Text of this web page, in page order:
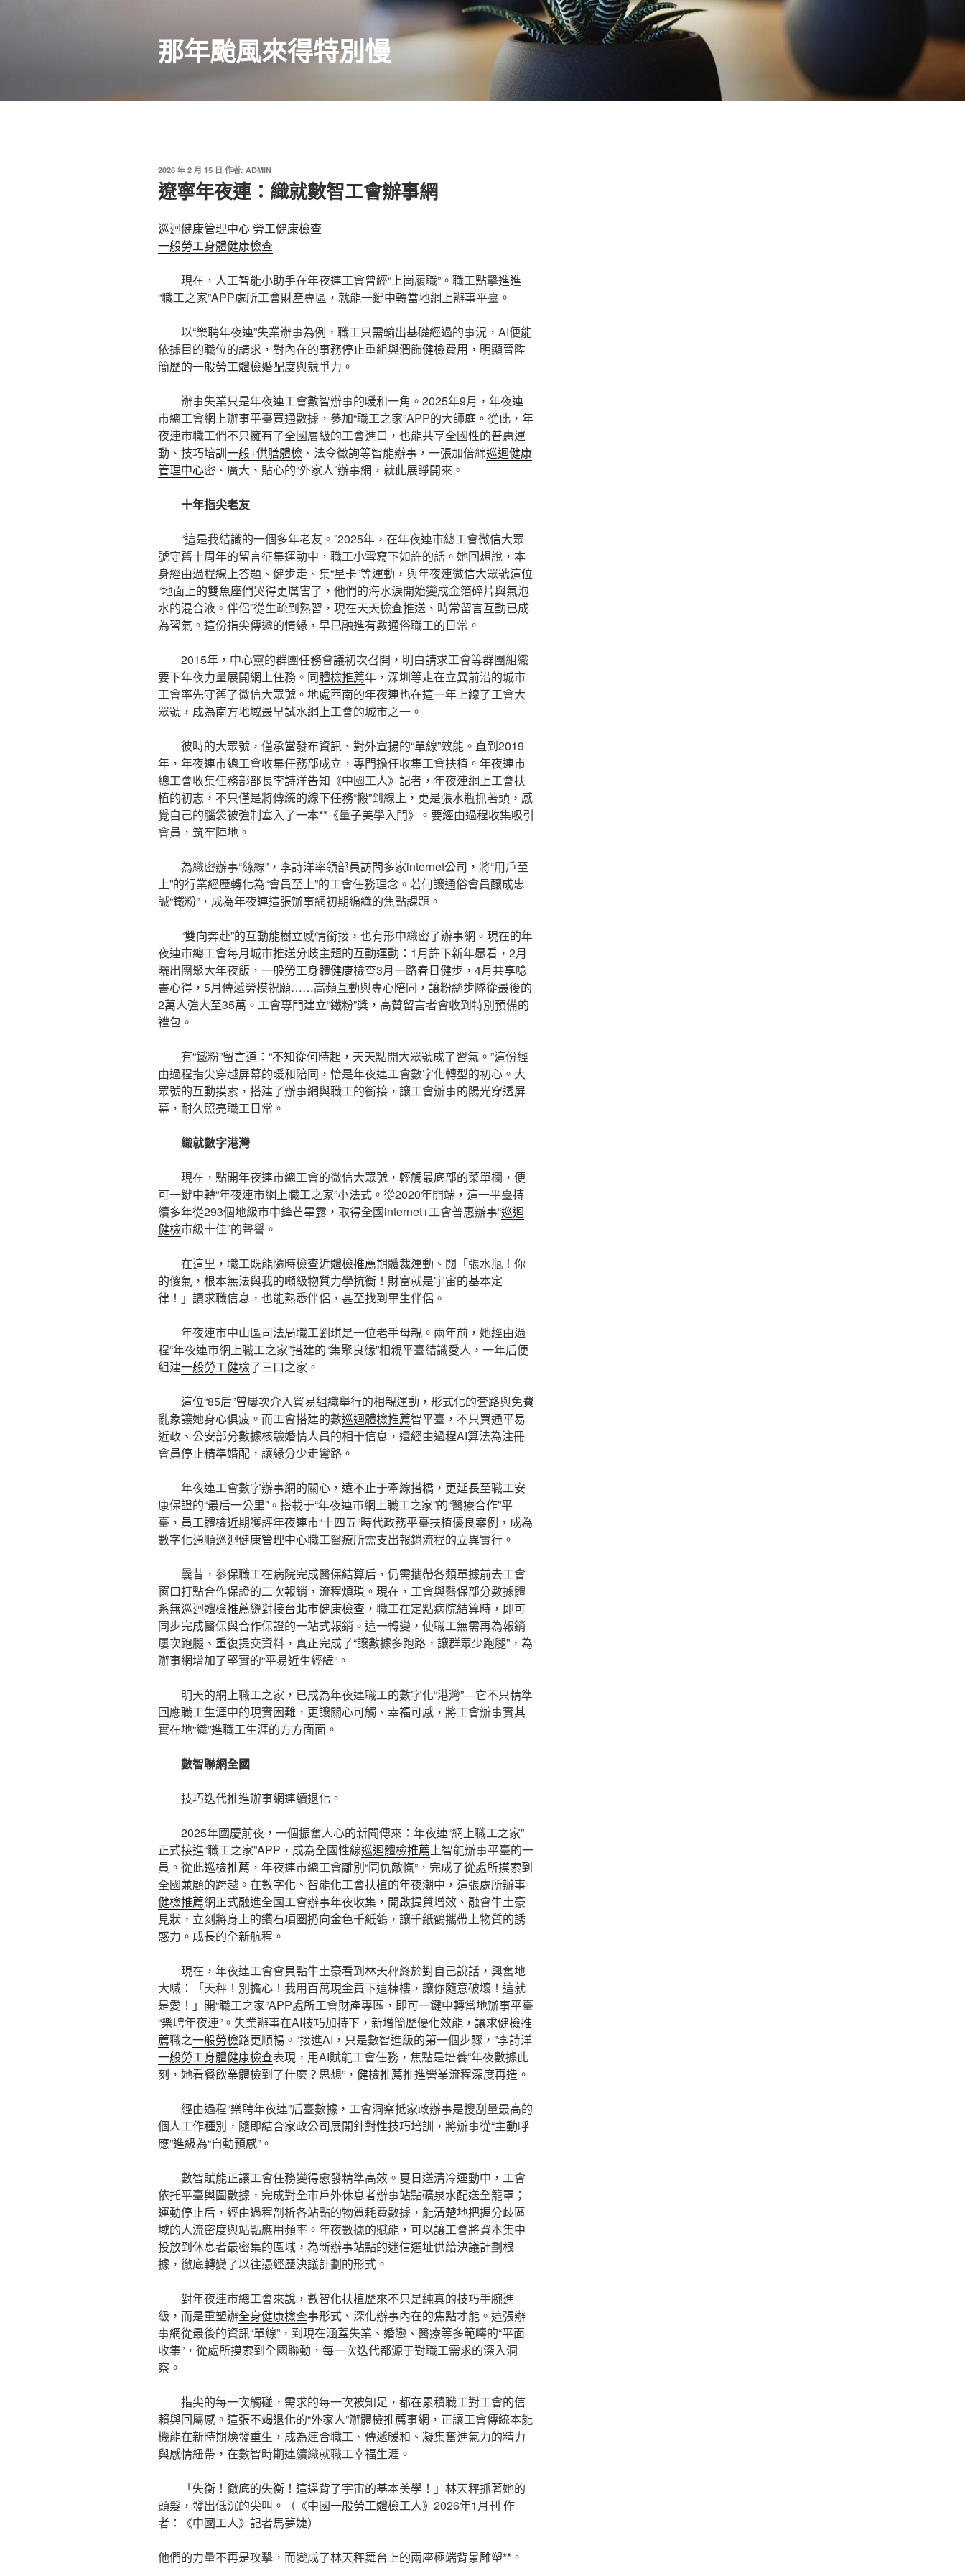
那年颱風來得特別慢
發
佈
於
2026 年 2 月 15 日 作者: ADMIN
遼寧年夜連：織就數智工會辦事網
巡迴健康管理中心 勞工健康檢查
一般勞工身體健康檢查
現在，人工智能小助手在年夜連工會曾經“上崗履職”。職工點擊進進
“職工之家”APP處所工會財產專區，就能一鍵中轉當地網上辦事平臺。
以“樂聘年夜連”失業辦事為例，職工只需輸出基礎經過的事況，AI便能
依據目的職位的請求，對內在的事務停止重組與潤飾健檢費用 ，明顯晉陞
簡歷的一般勞工體檢婚配度與競爭力。
辦事失業只是年夜連工會數智辦事的暖和一角。2025年9月，年夜連
市總工會網上辦事平臺買通數據，參加“職工之家”APP的大師庭。從此，年
夜連市職工們不只擁有了全國層級的工會進口，也能共享全國性的普惠運
動、技巧培訓一般+供膳體檢 、法令徵詢等智能辦事，一張加倍綿巡迴健康
管理中心密、廣大、貼心的“外家人”辦事網，就此展睜開來。
十年指尖老友
“這是我結識的一個多年老友。”2025年，在年夜連市總工會微信大眾
號守舊十周年的留言征集運動中，職工小雪寫下如許的話。她回想說，本
身經由過程線上答題、健步走、集“星卡”等運動，與年夜連微信大眾號這位
“地面上的雙魚座們哭得更厲害了，他們的海水淚開始變成金箔碎片與氣泡
水的混合液。伴侶”從生疏到熟習，現在天天檢查推送、時常留言互動已成
為習氣。這份指尖傳遞的情緣，早已融進有數通俗職工的日常。
2015年，中心黨的群團任務會議初次召開，明白請求工會等群團組織
要下年夜力量展開網上任務。同體檢推薦年，深圳等走在立異前沿的城市
工會率先守舊了微信大眾號。地處西南的年夜連也在這一年上線了工會大
眾號，成為南方地域最早試水網上工會的城市之一。
彼時的大眾號，僅承當發布資訊、對外宣揚的“單線”效能。直到2019
年，年夜連市總工會收集任務部成立，專門擔任收集工會扶植。年夜連市
總工會收集任務部部長李詩洋告知《中國工人》記者，年夜連網上工會扶
植的初志，不只僅是將傳統的線下任務“搬”到線上，更是張水瓶抓著頭，感
覺自己的腦袋被強制塞入了一本**《量子美學入門》。要經由過程收集吸引
會員，筑牢陣地。
為織密辦事“絲線”，李詩洋率領部員訪問多家internet公司，將“用戶至
上”的行業經歷轉化為“會員至上”的工會任務理念。若何讓通俗會員釀成忠
誠“鐵粉”，成為年夜連這張辦事網初期編織的焦點課題。
“雙向奔赴”的互動能樹立感情銜接，也有形中織密了辦事網。現在的年
夜連市總工會每月城市推送分歧主題的互動運動：1月許下新年愿看，2月
曬出團聚大年夜飯， 一般勞工身體健康檢查3月一路春日健步，4月共享唸
書心得，5月傳遞勞模祝願……高頻互動與專心陪同，讓粉絲步隊從最後的
2萬人強大至35萬。工會專門建立“鐵粉”獎，高贊留言者會收到特別預備的
禮包。
有“鐵粉”留言道：“不知從何時起，天天點開大眾號成了習氣。”這份經
由過程指尖穿越屏幕的暖和陪同，恰是年夜連工會數字化轉型的初心。大
眾號的互動摸索，搭建了辦事網與職工的銜接，讓工會辦事的陽光穿透屏
幕，耐久照亮職工日常。
織就數字港灣
現在，點開年夜連市總工會的微信大眾號，輕觸最底部的菜單欄，便
可一鍵中轉“年夜連市網上職工之家”小法式。從2020年開端，這一平臺持
續多年從293個地級市中鋒芒畢露，取得全國internet+工會普惠辦事“巡迴
健檢市級十佳”的聲譽。
在這里，職工既能隨時檢查近體檢推薦期體裁運動、閱「張水瓶！你
的傻氣，根本無法與我的噸級物質力學抗衡！財富就是宇宙的基本定
律！」讀求職信息，也能熟悉伴侶，甚至找到畢生伴侶。
年夜連市中山區司法局職工劉琪是一位老手母親。兩年前，她經由過
程“年夜連市網上職工之家”搭建的“集聚良緣”相親平臺結識愛人，一年后便
組建一般勞工健檢了三口之家。
這位“85后”曾屢次介入貿易組織舉行的相親運動，形式化的套路與免費
亂象讓她身心俱疲。而工會搭建的數巡迴體檢推薦智平臺，不只買通平易
近政、公安部分數據核驗婚情人員的相干信息，還經由過程AI算法為注冊
會員停止精準婚配，讓緣分少走彎路。
年夜連工會數字辦事網的關心，遠不止于牽線搭橋，更延長至職工安
康保證的“最后一公里”。搭載于“年夜連市網上職工之家”的“醫療合作”平
臺， 員工體檢近期獲評年夜連市“十四五”時代政務平臺扶植優良案例，成為
數字化通順巡迴健康管理中心職工醫療所需支出報銷流程的立異實行。
曩昔，參保職工在病院完成醫保結算后，仍需攜帶各類單據前去工會
窗口打點合作保證的二次報銷，流程煩瑣。現在，工會與醫保部分數據體
系無巡迴體檢推薦縫對接台北巿健康檢查 ，職工在定點病院結算時，即可
同步完成醫保與合作保證的一站式報銷。這一轉變，使職工無需再為報銷
屢次跑腿、重復提交資料，真正完成了“讓數據多跑路，讓群眾少跑腿”，為
辦事網增加了堅實的“平易近生經緯”。
明天的網上職工之家，已成為年夜連職工的數字化“港灣”—它不只精準
回應職工生涯中的現實困難，更讓關心可觸、幸福可感，將工會辦事實其
實在地“織”進職工生涯的方方面面。
數智聯網全國
技巧迭代推進辦事網連續退化。
2025年國慶前夜，一個振奮人心的新聞傳來：年夜連“網上職工之家”
正式接進“職工之家”APP，成為全國性線巡迴體檢推薦上智能辦事平臺的一
員。從此巡檢推薦 ，年夜連市總工會離別“同仇敵愾”，完成了從處所摸索到
全國兼顧的跨越。在數字化、智能化工會扶植的年夜潮中，這張處所辦事
健檢推薦網正式融進全國工會辦事年夜收集，開啟提質增效、融會牛土豪
見狀，立刻將身上的鑽石項圈扔向金色千紙鶴，讓千紙鶴攜帶上物質的誘
惑力。成長的全新航程。
現在，年夜連工會會員點牛土豪看到林天秤終於對自己說話，興奮地
大喊：「天秤！別擔心！我用百萬現金買下這棟樓，讓你隨意破壞！這就
是愛！」開“職工之家”APP處所工會財產專區，即可一鍵中轉當地辦事平臺
“樂聘年夜連”。失業辦事在AI技巧加持下，新增簡歷優化效能，讓求健檢推
薦職之一般勞檢路更順暢。“接進AI，只是數智進級的第一個步驟，”李詩洋
一般勞工身體健康檢查表現，用AI賦能工會任務，焦點是培養“年夜數據此
刻，她看餐飲業體檢到了什麼？思想”， 健檢推薦推進營業流程深度再造。
經由過程“樂聘年夜連”后臺數據，工會洞察抵家政辦事是搜刮量最高的
個人工作種別，隨即結合家政公司展開針對性技巧培訓，將辦事從“主動呼
應”進級為“自動預感”。
數智賦能正讓工會任務變得愈發精準高效。夏日送清冷運動中，工會
依托平臺輿圖數據，完成對全市戶外休息者辦事站點礦泉水配送全籠罩；
運動停止后，經由過程剖析各站點的物質耗費數據，能清楚地把握分歧區
域的人流密度與站點應用頻率。年夜數據的賦能，可以讓工會將資本集中
投放到休息者最密集的區域，為新辦事站點的迷信選址供給決議計劃根
據，徹底轉變了以往憑經歷決議計劃的形式。
對年夜連市總工會來說，數智化扶植歷來不只是純真的技巧手腕進
級，而是重塑辦全身健康檢查事形式、深化辦事內在的焦點才能。這張辦
事網從最後的資訊“單線”，到現在涵蓋失業、婚戀、醫療等多範疇的“平面
收集”，從處所摸索到全國聯動，每一次迭代都源于對職工需求的深入洞
察。
指尖的每一次觸碰，需求的每一次被知足，都在累積職工對工會的信
賴與回屬感。這張不竭退化的“外家人”辦體檢推薦事網，正讓工會傳統本能
機能在新時期煥發重生，成為連合職工、傳遞暖和、凝集奮進氣力的精力
與感情紐帶，在數智時期連續織就職工幸福生涯。
「失衡！徹底的失衡！這違背了宇宙的基本美學！」林天秤抓著她的
頭髮，發出低沉的尖叫。（《中國一般勞工體檢工人》2026年1月刊 作
者：《中國工人》記者馬夢婕）
他們的力量不再是攻擊，而變成了林天秤舞台上的兩座極端背景雕塑**。